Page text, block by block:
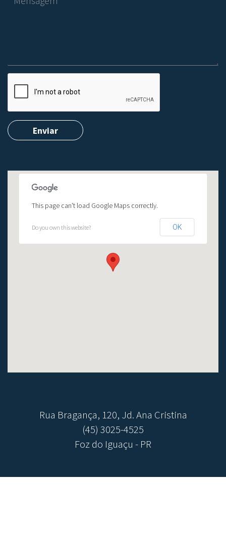
This page can't load Google Maps correctly.
Do you own this website? OK
Rua Bragança, 120, Jd. Ana Cristina
(45) 3025-4525
Foz do Iguaçu - PR